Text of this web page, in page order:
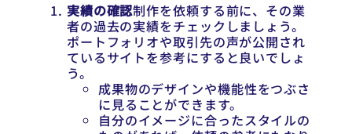
実績の確認制作を依頼する前に、その業
者の過去の実績をチェックしましょう。
ポートフォリオや取引先の声が公開され
ているサイトを参考にすると良いでしょ
う。
成果物のデザインや機能性をつぶさ
に見ることができます。
自分のイメージに合ったスタイルの